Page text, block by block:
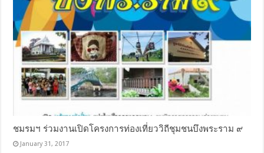
ชมรมฯ ร่วมงานเปิดโครงการท่องเที่ยววิถีชุมชนบึงพระราม ๙
January 31, 2017